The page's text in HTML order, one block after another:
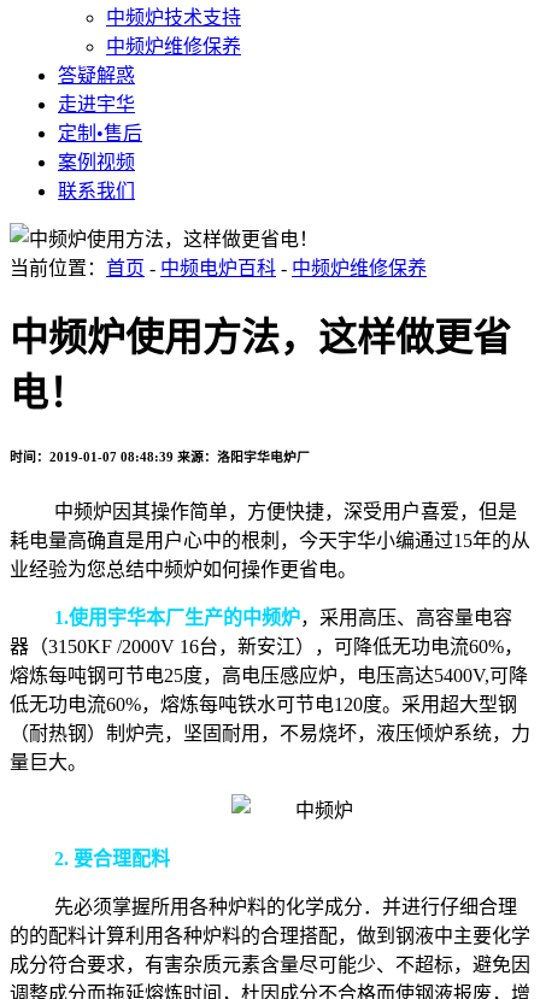
中频炉技术支持
中频炉维修保养
答疑解惑
走进宇华
定制•售后
案例视频
联系我们
当前位置： 首页 - 中频电炉百科 - 中频炉维修保养
中频炉使用方法，这样做更省
电！
时间：2019-01-07 08:48:39 来源：洛阳宇华电炉厂
中频炉因其操作简单，方便快捷，深受用户喜爱，但是
耗电量高确直是用户心中的根刺，今天宇华小编通过15年的从
业经验为您总结中频炉如何操作更省电。
1.使用宇华本厂生产的中频炉，采用高压、高容量电容
器（3150KF /2000V 16台，新安江），可降低无功电流60%，
熔炼每吨钢可节电25度，高电压感应炉，电压高达5400V,可降
低无功电流60%，熔炼每吨铁水可节电120度。采用超大型钢
（耐热钢）制炉壳，坚固耐用，不易烧坏，液压倾炉系统，力
量巨大。
2. 要合理配料
先必须掌握所用各种炉料的化学成分．并进行仔细合理
的的配料计算利用各种炉料的合理搭配，做到钢液中主要化学
成分符合要求，有害杂质元素含量尽可能少、不超标，避免因
调整成分而拖延熔炼时间，杜因成分不合格而使钢液报废，增